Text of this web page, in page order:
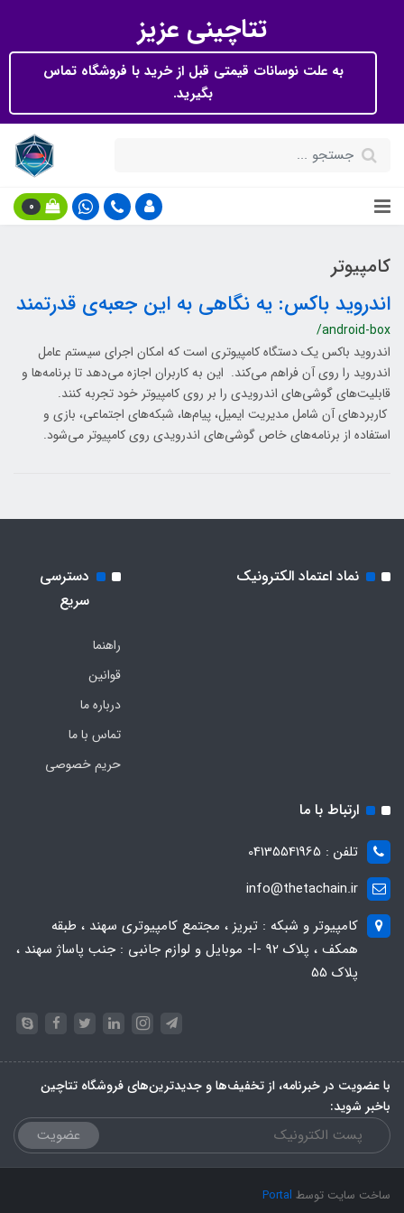
تتاچینی عزیز
به علت نوسانات قیمتی قبل از خرید با فروشگاه تماس
بگیرید.
0
کامپیوتر
اندروید باکس: یه نگاهی به این جعبه‌ی قدرتمند
/android-box
اندروید باکس یک دستگاه کامپیوتری است که امکان اجرای سیستم عامل
اندروید را روی آن فراهم می‌کند. این به کاربران اجازه می‌دهد تا برنامه‌ها و
قابلیت‌های گوشی‌های اندرویدی را بر روی کامپیوتر خود تجربه کنند.
کاربردهای آن شامل مدیریت ایمیل، پیام‌ها، شبکه‌های اجتماعی، بازی و
استفاده از برنامه‌های خاص گوشی‌های اندرویدی روی کامپیوتر می‌شود.
نماد اعتماد الکترونیک
دسترسی
سریع
راهنما
قوانین
درباره ما
تماس با ما
حریم خصوصی
ارتباط با ما
تلفن : 04135541965
info@thetachain.ir
کامپیوتر و شبکه : تبریز ، مجتمع کامپیوتری سهند ، طبقه
همکف ، پلاک 92 -I- موبایل و لوازم جانبی : جنب پاساژ سهند ،
پلاک 55
با عضویت در خبرنامه، از تخفیف‌ها و جدیدترین‌های فروشگاه تتاچین
باخبر شوید:
عضویت
ساخت سایت توسط Portal